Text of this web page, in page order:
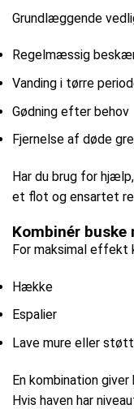
Grundlæggende
Regelmæssig
Vanding i tørre
Gødning efter behov
Fjernelse af døde
Har du brug for
et flot og ensartet
Kombinér buske
For maksimal effekt
Hække
Espalier
Lave mure eller
En kombination
Hvis haven har